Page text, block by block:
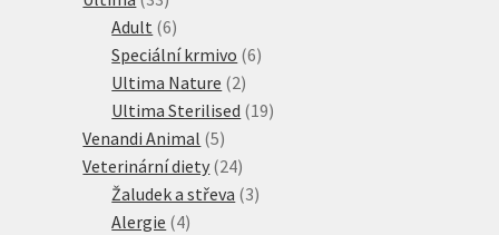
produktů
Adult 66
produktů
Speciální krmivo 66
Ultima Nature 22
produkty
Ultima Sterilised 1919
Venandi Animal 55
produktů
Veterinární diety 2424
produktů
Žaludek a střeva 33
Alergie 44